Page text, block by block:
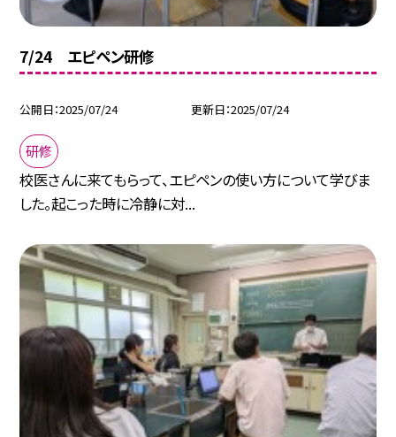
7/24 エピペン研修
公開日 2025/07/24 更新日 2025/07/24
研修
校医さんに来てもらって、エピペンの使い方について学びま
した。起こった時に冷静に対...